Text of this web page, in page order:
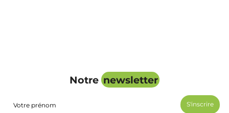
Notre newsletter
(Nécessaire)